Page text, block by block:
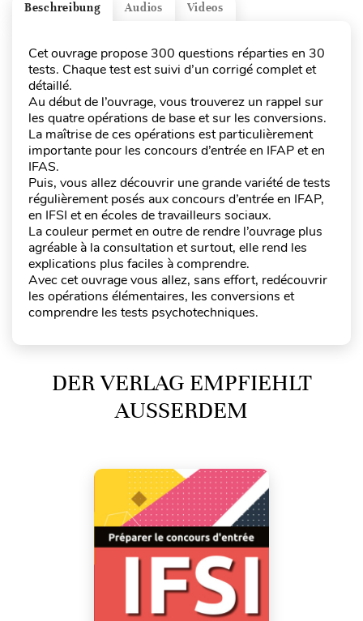
Videos
Audios
Beschreibung
Cet ouvrage propose 300 questions réparties en 30
tests. Chaque test est suivi d’un corrigé complet et
détaillé.
Au début de l’ouvrage, vous trouverez un rappel sur
les quatre opérations de base et sur les conversions.
La maîtrise de ces opérations est particulièrement
importante pour les concours d’entrée en IFAP et en
IFAS.
Puis, vous allez découvrir une grande variété de tests
régulièrement posés aux concours d’entrée en IFAP,
en IFSI et en écoles de travailleurs sociaux.
La couleur permet en outre de rendre l’ouvrage plus
agréable à la consultation et surtout, elle rend les
explications plus faciles à comprendre.
Avec cet ouvrage vous allez, sans effort, redécouvrir
les opérations élémentaires, les conversions et
comprendre les tests psychotechniques.
DER VERLAG EMPFIEHLT
AUSSERDEM